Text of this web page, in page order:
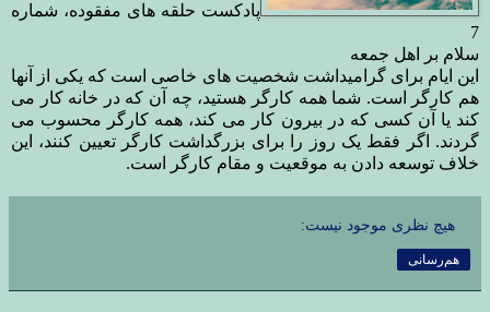
پادکست حلقه های مفقوده، شماره
7
سلام بر اهل جمعه
این ایام برای گرامیداشت شخصیت های خاصی ست که یکی از آنها
هم کارگر است. شما همه کارگر هستید، چه آن که در خانه کار می
کند یا آن کسی که در بیرون کار می کند، همه کارگر محسوب می
گردند. اگر فقط یک روز را برای بزرگداشت کارگر تعیین کنند، این
خلاف توسعه دادن به موقعیت و مقام کارگر است.
هیچ نظری موجود نیست:
هم‌رسانی